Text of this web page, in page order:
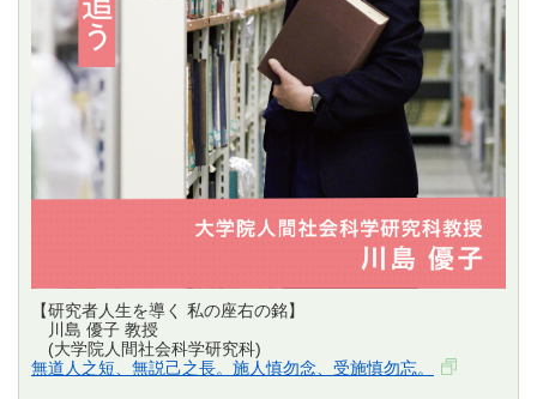
【研究者人生を導く 私の座右の銘】
川島 優子 教授
(大学院人間社会科学研究科)
無道人之短、無説己之長。施人慎勿念、受施慎勿忘。